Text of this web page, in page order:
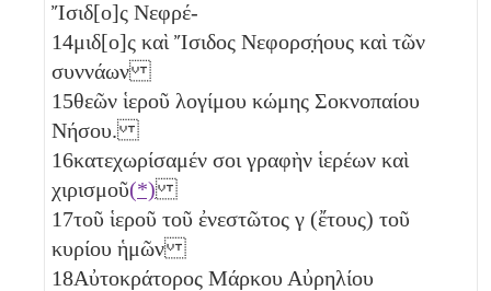
Ἴσιδ[ο]ς Νεφρέ-
14μιδ[ο]ς καὶ Ἴσιδος Νεφορσ̣ήους καὶ τῶν
συννάων
15θεῶν ἱεροῦ λογίμου κώμης Σοκνοπαίου
Νήσου.
16κατεχωρίσαμέν σοι γραφὴν ἱερέων καὶ
χιρισμοῦ(*)
17τοῦ ἱεροῦ τοῦ ἐνεστῶτος γ (ἔτους) τοῦ
κυρίου ἡμῶν
18Αὐτοκράτορος Μάρκου Αὐρηλίου